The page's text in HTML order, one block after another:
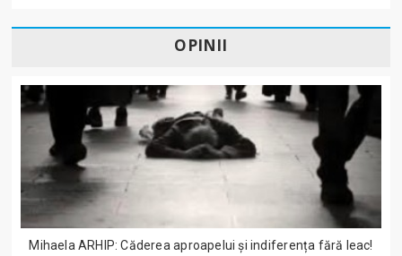
OPINII
Mihaela ARHIP: Căderea aproapelui și indiferența fără leac!